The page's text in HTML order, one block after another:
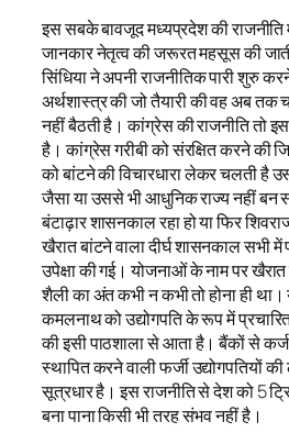
इस सबके बावजूद मध्यप्रदेश की राजनीति
जानकार नेतृत्व की जरूरत महसूस की जाती
सिंधिया ने अपनी राजनीतिक पारी शुरु
अर्थशास्त्र की जो तैयारी की वह अब तक
नहीं बैठती है। कांग्रेस की राजनीति तो
है। कांग्रेस गरीबी को संरक्षित करने की
को बांटने की विचारधारा लेकर चलती है
जैसा या उससे भी आधुनिक राज्य नहीं बन
बंटाढ़ार शासनकाल रहा हो या फिर
खैरात बांटने वाला दीर्घ शासनकाल सभी
उपेक्षा की गई। योजनाओं के नाम पर
शैली का अंत कभी न कभी तो होना ही
कमलनाथ को उद्योगपति के रूप में
की इसी पाठशाला से आता है। बैंकों से
स्थापित करने वाली फर्जी उद्योगपतियों
सूत्रधार है। इस राजनीति से देश को 5
बना पाना किसी भी तरह संभव नहीं है।